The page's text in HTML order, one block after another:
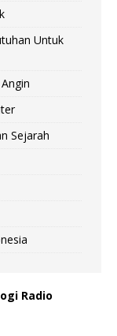
Untuk
Sejarah
Radio